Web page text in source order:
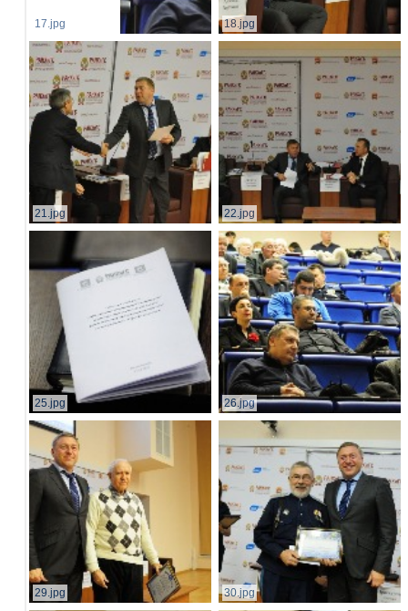
17.jpg 18.jpg
21.jpg 22.jpg
25.jpg 26.jpg
29.jpg 30.jpg